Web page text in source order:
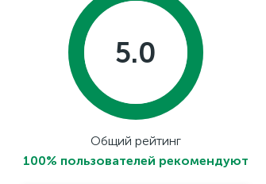
5.0
Общий рейтинг
100% пользователей рекомендуют